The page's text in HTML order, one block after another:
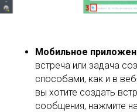
Мобильное
встреча или задача
способами, как и в
вы хотите создать
сообщения, нажмите